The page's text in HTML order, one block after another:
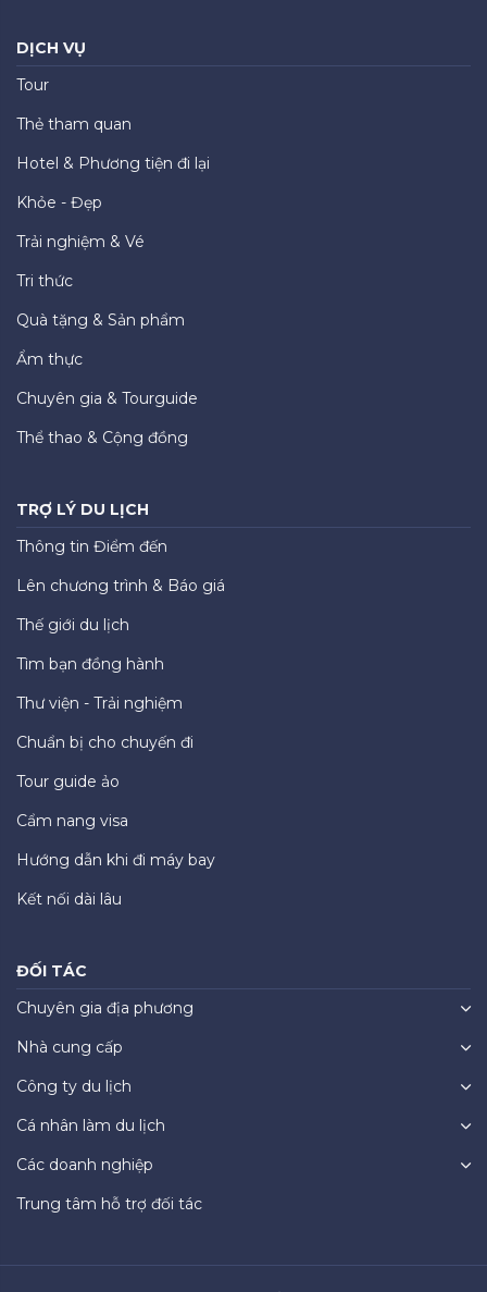
DỊCH VỤ
Tour
Thẻ tham quan
Hotel & Phương tiện đi lại
Khỏe - Đẹp
Trải nghiệm & Vé
Tri thức
Quà tặng & Sản phẩm
Ẩm thực
Chuyên gia & Tourguide
Thể thao & Cộng đồng
TRỢ LÝ DU LỊCH
Thông tin Điểm đến
Lên chương trình & Báo giá
Thế giới du lịch
Tìm bạn đồng hành
Thư viện - Trải nghiệm
Chuẩn bị cho chuyến đi
Tour guide ảo
Cẩm nang visa
Hướng dẫn khi đi máy bay
Kết nối dài lâu
ĐỐI TÁC
Chuyên gia địa phương
Nhà cung cấp
Công ty du lịch
Cá nhân làm du lịch
Các doanh nghiệp
Trung tâm hỗ trợ đối tác